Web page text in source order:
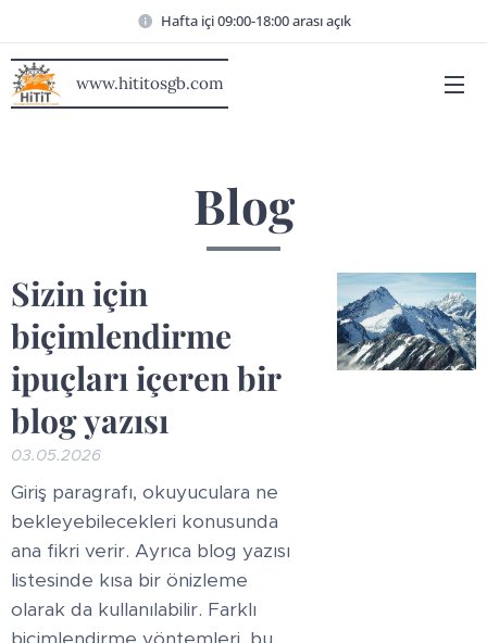
Hafta içi 09:00-18:00 arası açık
www.hititosgb.com
Blog
Sizin için
biçimlendirme
ipuçları içeren bir
blog yazısı
03.05.2026
Giriş paragrafı, okuyuculara ne
bekleyebilecekleri konusunda
ana fikri verir. Ayrıca blog yazısı
listesinde kısa bir önizleme
olarak da kullanılabilir. Farklı